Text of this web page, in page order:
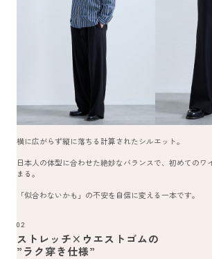
横に広がらず縦に落ちる計算されたシルエット。
日本人の体型に合わせた絶妙なバランスで、初めてのワ
まる。
「似合わないかも」の不安を自信に変える一本です。
02
ストレッチ×ウエストゴムの
”ラク穿き仕様”